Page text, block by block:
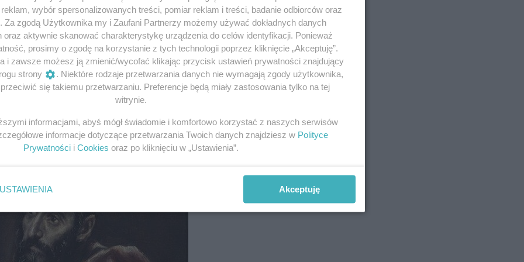
wiernych.
i odgrywały rolę w kulcie we wspólnotach, do
listów, zwłaszcza tzw. listy powszechne (List św. Jakuba,
być przeznaczone dla szerszych kręgów odbiorców, tak jak
pod względem gatunkowym jest to apokalipsa (relacja z wizji i
collection/objects/33854/ domena publiczna
wybór spersonalizowanych treści, pomiar reklam i treści, badanie odbiorców oraz
Za zgodą Użytkownika my i Zaufani Partnerzy możemy używać dokładnych danych
oraz aktywnie skanować charakterystykę urządzenia do celów identyfikacji. Ponieważ
prosimy o zgodę na korzystanie z tych technologii poprzez kliknięcie „Akceptuję”.
i zawsze możesz ją zmienić/wycofać klikając przycisk ustawień prywatności znajdujący
strony
. Niektóre rodzaje przetwarzania danych nie wymagają zgody użytkownika,
się takiemu przetwarzaniu. Preferencje będą miały zastosowania tylko na tej
witrynie.
informacjami, abyś mógł świadomie i komfortowo korzystać z naszych serwisów
informacje dotyczące przetwarzania Twoich danych znajdziesz w Polityce
Prywatności i Cookies oraz po kliknięciu w „Ustawienia”.
USTAWIENIA Akceptuję